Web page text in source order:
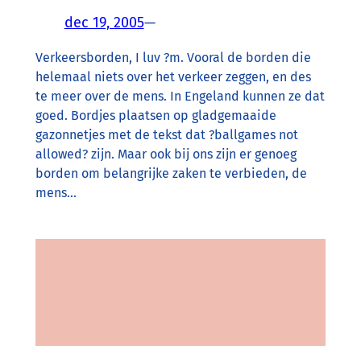
dec 19, 2005—
Verkeersborden, I luv ?m. Vooral de borden die
helemaal niets over het verkeer zeggen, en des
te meer over de mens. In Engeland kunnen ze dat
goed. Bordjes plaatsen op gladgemaaide
gazonnetjes met de tekst dat ?ballgames not
allowed? zijn. Maar ook bij ons zijn er genoeg
borden om belangrijke zaken te verbieden, de
mens…